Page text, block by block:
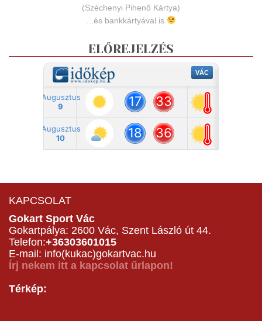
(Széchenyi Pihenő Kártya)
...és bankkártyával is
ELŐREJELZÉS
KAPCSOLAT
Gokart Sport Vác
Gokartpálya: 2600 Vác, Szent László út 44.
Telefon:+36303601015
E-mail: info(kukac)gokartvac.hu
Írj nekem itt a kapcsolat űrlapon!
Térkép: